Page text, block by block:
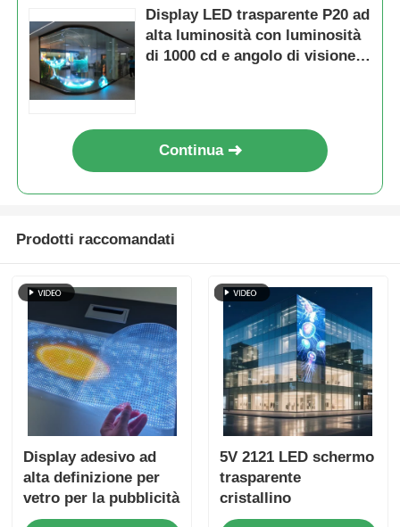
Display LED trasparente P20 ad
alta luminosità con luminosità
di 1000 cd e angolo di visione
Continua
Prodotti raccomandati
Display adesivo ad
alta definizione per
vetro per la pubblicità
nei negozi al
5V 2121 LED schermo
trasparente
cristallino
trasparente schermo